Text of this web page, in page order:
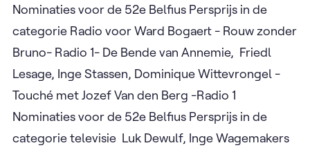
Nominaties voor de 52e Belfius Persprijs in de
categorie Radio voor Ward Bogaert - Rouw zonder
Bruno- Radio 1- De Bende van Annemie, Friedl
Lesage, Inge Stassen, Dominique Wittevrongel -
Touché met Jozef Van den Berg -Radio 1
Nominaties voor de 52e Belfius Persprijs in de
categorie televisie Luk Dewulf, Inge Wagemakers